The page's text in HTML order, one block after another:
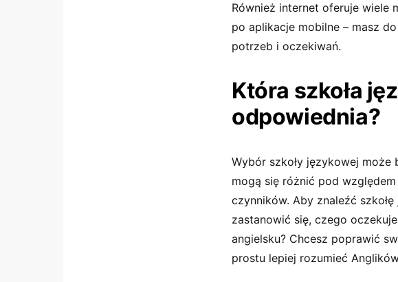
Również internet oferuje wiele
po aplikacje mobilne – masz
potrzeb i oczekiwań.
Która szkoła
odpowiednia?
Wybór szkoły językowej może
mogą się różnić pod
czynników. Aby znaleźć
zastanowić się, czego
angielsku? Chcesz poprawić
prostu lepiej rozumieć